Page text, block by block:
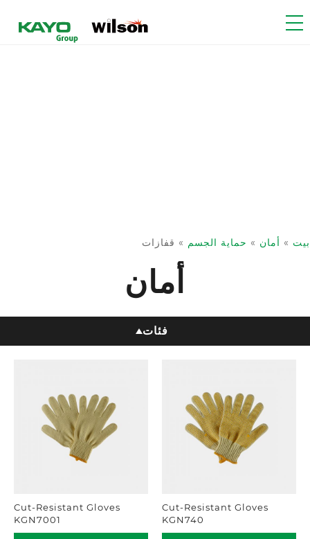
بيت » أمان » حماية الجسم » قفازات
أمان
فئات
Cut-Resistant Gloves
KGN7001
Cut-Resistant Gloves
KGN740